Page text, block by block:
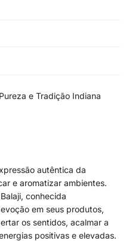
e Tradição Indiana
autêntica da
e aromatizar ambientes.
conhecida
em seus produtos,
os sentidos, acalmar a
positivas e elevadas.